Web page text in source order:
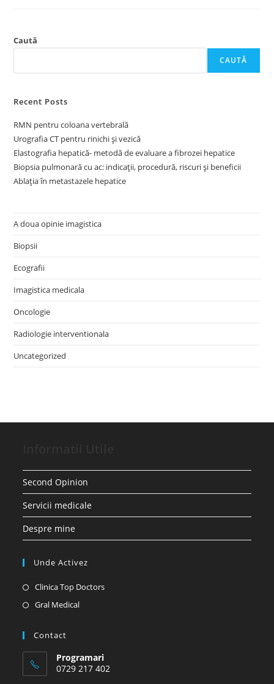
Caută
CAUTĂ
Recent Posts
RMN pentru coloana vertebrală
Urografia CT pentru rinichi și vezică
Elastografia hepatică- metodă de evaluare a fibrozei hepatice
Biopsia pulmonară cu ac: indicații, procedură, riscuri și beneficii
Ablația în metastazele hepatice
A doua opinie imagistica
Biopsii
Ecografii
Imagistica medicala
Oncologie
Radiologie interventionala
Uncategorized
Second Opinion
Servicii medicale
Despre mine
Unde Activez
Clinica Top DoctorsOpens
Gral MedicalOpens
tab
Contact
Programari
0729 217 402